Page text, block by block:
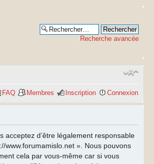
Recherche avancée
FAQ Membres Inscription Connexion
d’être légalement responsable
www.forumamislo.net ». Nous pouvons
cela par vous-même car si vous